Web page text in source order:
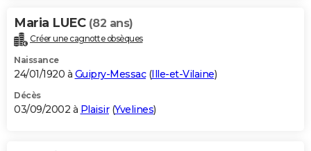
Maria LUEC (82 ans)
Créer une cagnotte obsèques
Naissance
24/01/1920 à Guipry-Messac(Ille-et-Vilaine)
Décès
03/09/2002 à Plaisir(Yvelines)